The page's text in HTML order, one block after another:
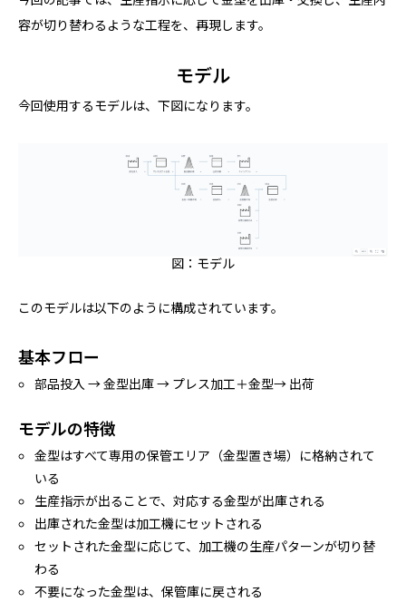
容が切り替わるような工程を、再現します。
モデル
今回使用するモデルは、下図になります。
図：モデル
このモデルは以下のように構成されています。
基本フロー
部品投入 → 金型出庫 → プレス加工＋金型→ 出荷
モデルの特徴
金型はすべて専用の保管エリア（金型置き場）に格納されて
いる
生産指示が出ることで、対応する金型が出庫される
出庫された金型は加工機にセットされる
セットされた金型に応じて、加工機の生産パターンが切り替
わる
不要になった金型は、保管庫に戻される